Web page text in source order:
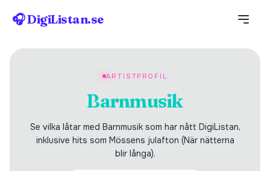
🎧 DigiListan.se
ARTISTPROFIL
Barnmusik
Se vilka låtar med Barnmusik som har nått DigiListan,
inklusive hits som Mössens julafton (När nätterna
blir långa).